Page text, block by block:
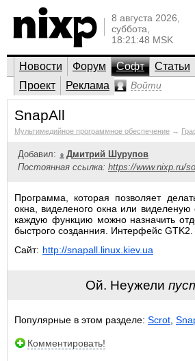
8 августа 2026,
суббота,
18:21:48 MSK
Новости Форум Софт Статьи
Проект
Реклама Войти
SnapAll
Мультимедийное программное обеспечение →
Добавил:
Дмитрий Шурупов
Постоянная ссылка: https://www.nixp.ru/
Программа, которая позволяет
окна, виделеного окна или виделеную
каждую функцию можно назначить
быстрого созданния. Интерфейс GTK2.
Сайт: http://snapall.linux.kiev.ua
Ой. Неужели
Популярные в этом разделе: Scrot
Комментировать!